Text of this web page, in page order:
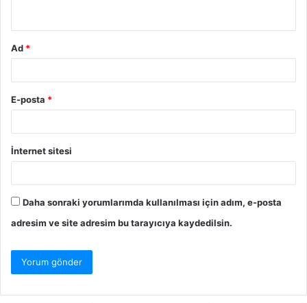
Ad *
E-posta *
İnternet sitesi
Daha sonraki yorumlarımda kullanılması için adım, e-posta
adresim ve site adresim bu tarayıcıya kaydedilsin.